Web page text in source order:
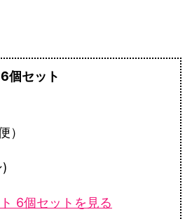
個セット
）
6個セットを見る